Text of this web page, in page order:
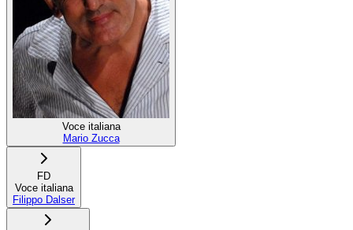
Voce italiana
Mario Zucca
FD
Voce italiana
Filippo Dalser